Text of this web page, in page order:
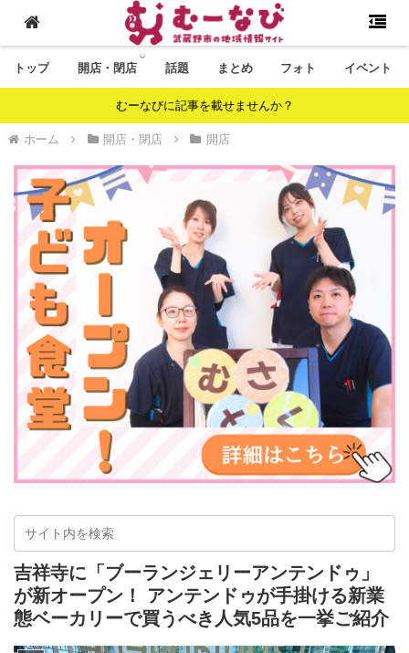
トップ 開店・閉店 話題 まとめ フォト イベント
むーなびに記事を載せませんか？
ホーム 開店・閉店 開店
吉祥寺に「ブーランジェリーアンテンドゥ」
が新オープン！ アンテンドゥが手掛ける新業
態ベーカリーで買うべき人気5品を一挙ご紹介